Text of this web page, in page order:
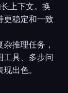
上下文。换
更稳定和一致
推理任务，
工具、多步问
出色。